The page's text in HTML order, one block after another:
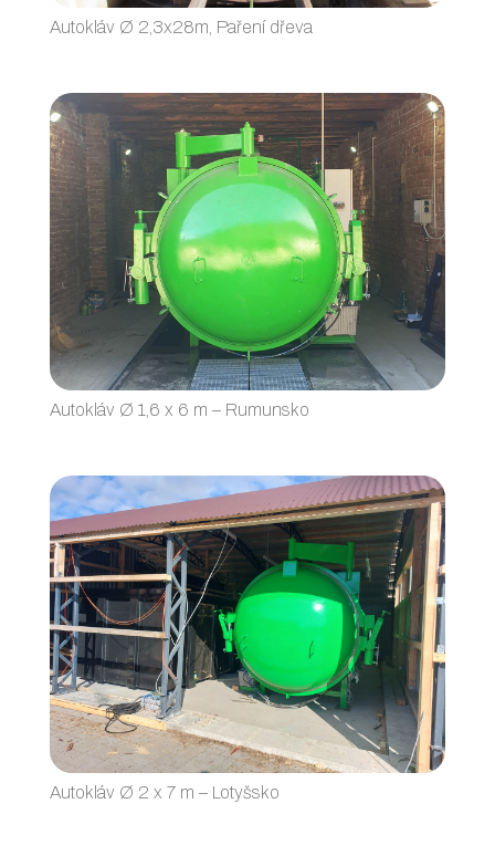
Autokláv Ø 2,3x28m, Paření dřeva
Autokláv Ø 1,6 x 6 m – Rumunsko
Autokláv Ø 2 x 7 m – Lotyšsko